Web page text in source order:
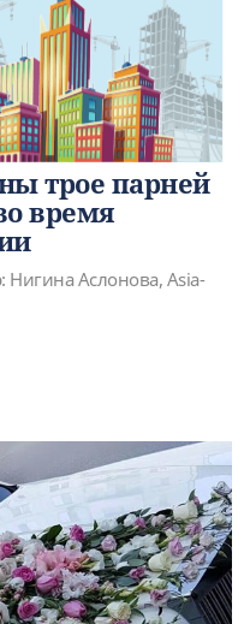
трое парней
время
Нигина Аслонова, Asia-